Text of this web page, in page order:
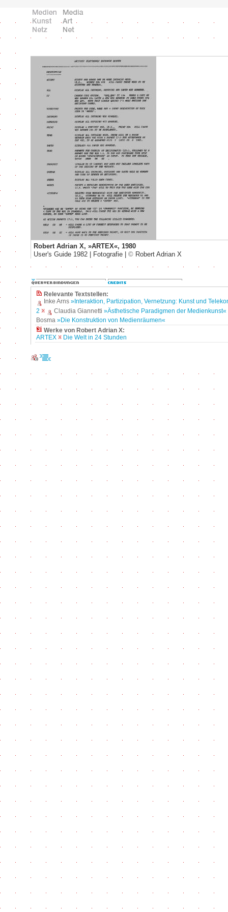
Robert Adrian X, »ARTEX«, 1980
User's Guide 1982 | Fotografie | © Robert Adrian X
Relevante Textstellen:
Inke Arns »Interaktion, Partizipation, Vernetzung: Kunst und
2
Claudia Giannetti »Ästhetische Paradigmen der Medienkunst«
Bosma »Die Konstruktion von Medienräumen«
Werke von Robert Adrian X:
ARTEX
Die Welt in 24 Stunden